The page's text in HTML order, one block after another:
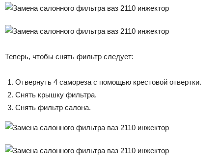
Теперь, чтобы снять фильтр следует:
Отвернуть 4 самореза с помощью крестовой отвертки.
Снять крышку фильтра.
Снять фильтр салона.